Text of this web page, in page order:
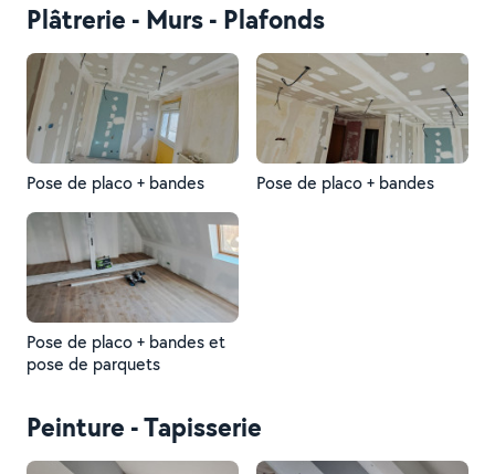
Plâtrerie - Murs - Plafonds
Pose de placo + bandes Pose de placo + bandes
Pose de placo + bandes et
pose de parquets
Peinture - Tapisserie